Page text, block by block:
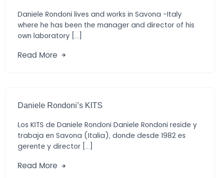
Daniele Rondoni lives and works in Savona -Italy
where he has been the manager and director of his
own laboratory […]
Read More
Daniele Rondoni’s KITS
Los KITS de Daniele Rondoni Daniele Rondoni reside y
trabaja en Savona (Italia), donde desde 1982 es
gerente y director […]
Read More